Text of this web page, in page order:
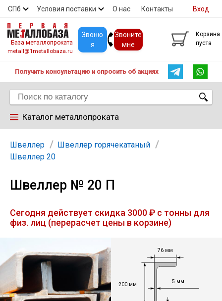
СПб Условия поставки О нас Контакты
Скидки Прайс Покупателям
Вход
База металлопроката
metall@1metallobaza.ru
Звоню
я
Звоните
мне
Корзина
пуста
Получить консультацию и спросить об акциях
Каталог металлопроката
Арматура
Уголок
Балка
Швеллер
Швеллер горячекатаный
Швеллер 20
Швеллер № 20 П
Сегодня действует скидка 3000 ₽ с тонны для
физ. лиц (перерасчет цены в корзине)
76 мм
200 мм 5 мм